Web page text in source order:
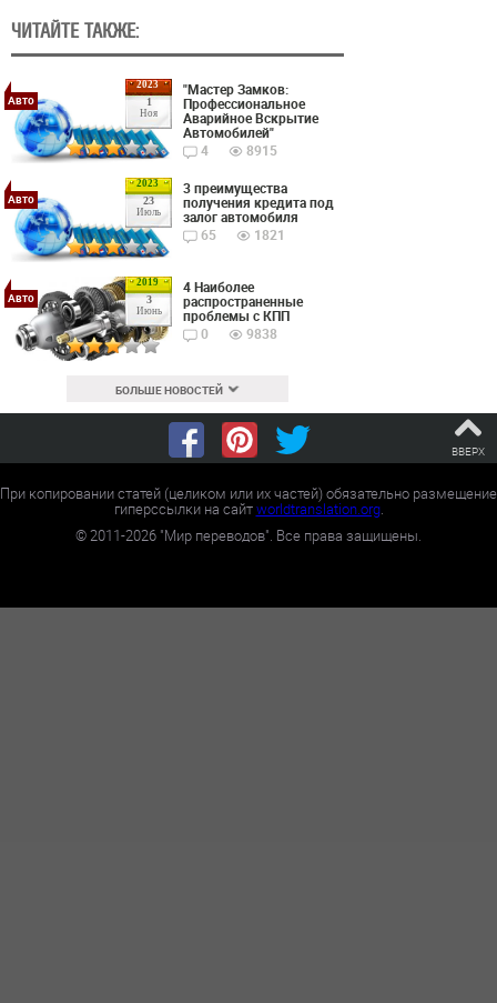
ЧИТАЙТЕ ТАКЖЕ:
2023
1
Ноя
Авто
"Мастер Замков:
Профессиональное
Аварийное Вскрытие
Автомобилей"
4
8915
2023
23
Июль
Авто
3 преимущества
получения кредита под
залог автомобиля
65
1821
2019
3
Июнь
Авто
4 Наиболее
распространенные
проблемы с КПП
0
9838
БОЛЬШЕ НОВОСТЕЙ
ВВЕРХ
При копировании статей (целиком или их частей) обязательно размещение
гиперссылки на сайтworldtranslation.org.
©2011-2026 "Мир переводов". Все права защищены.